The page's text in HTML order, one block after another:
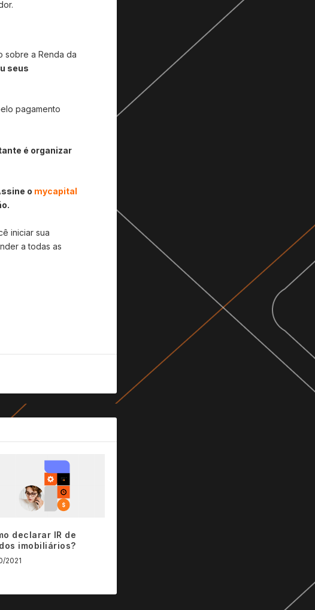
sobre a Renda da
seus
pagamento
é organizar
o mycapital
iniciar sua
a todas as
declarar IR de
imobiliários?
2021